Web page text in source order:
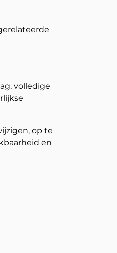
volledige
op te
en